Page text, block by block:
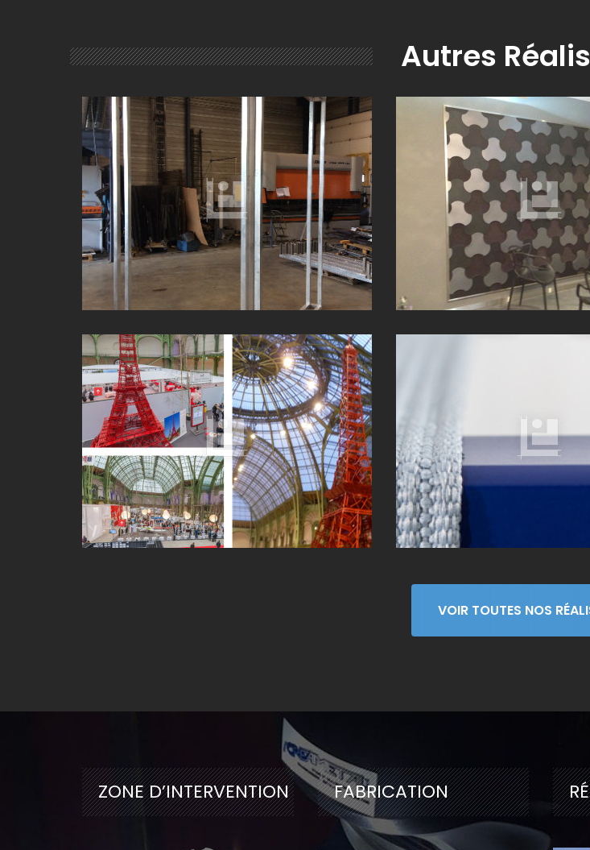
Autres
CLOISONS AUTOPORTANTES POUR UNE EXPOSITION
À L'ÉTRANGER DÉCORATION
TOUR EIFFEL FERMOB AU GRAND PALAIS À PARIS MOBILIER ARTISTIQUE
VOIR TOUTES NOS
ZONE D’INTERVENTION FABRICATION